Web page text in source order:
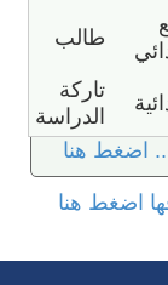
طالب
تاركة
الدراسة
اضغط هنا
اضغط هنا